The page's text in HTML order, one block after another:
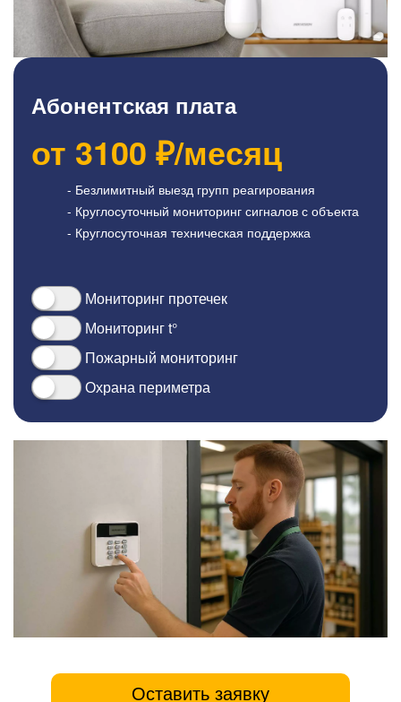
Абонентская плата
от 3100 ₽/месяц
- Безлимитный выезд групп реагирования
- Круглосуточный мониторинг сигналов с объекта
- Круглосуточная техническая поддержка
Мониторинг протечек
Мониторинг t°
Пожарный мониторинг
Охрана периметра
Оставить заявку